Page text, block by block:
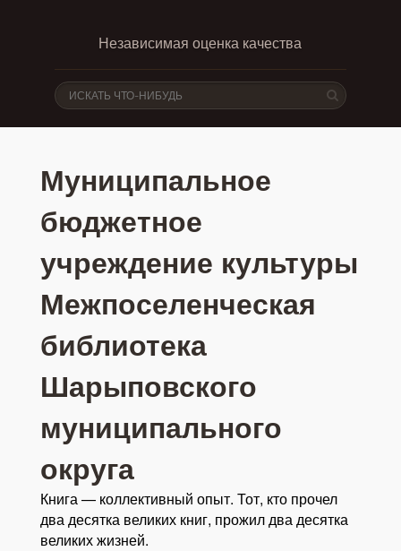
Независимая оценка качества
Муниципальное
бюджетное
учреждение культуры
Межпоселенческая
библиотека
Шарыповского
муниципального
округа
Книга — коллективный опыт. Тот, кто прочел
два десятка великих книг, прожил два десятка
великих жизней.